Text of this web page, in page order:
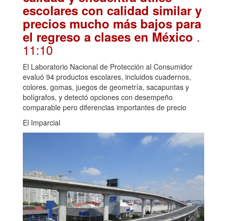
escolares con calidad similar y
precios mucho más bajos para
el regreso a clases en México .
11:10
El Laboratorio Nacional de Protección al Consumidor
evaluó 94 productos escolares, incluidos cuadernos,
colores, gomas, juegos de geometría, sacapuntas y
bolígrafos, y detectó opciones con desempeño
comparable pero diferencias importantes de precio
El Imparcial